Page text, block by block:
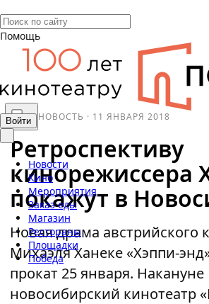
Помощь
Войти
Новости
Кино
Мероприятия
Заказ еды
Магазин
Рестораны
Площадки
Победа
НОВОСТЬ · 11 ЯНВАРЯ 2018
Ретроспективу
кинорежиссера
покажут в
Новая драма австрийского
Михаэля Ханеке «Хэппи-
прокат 25 января. Накануне
новосибирский кинотеатр